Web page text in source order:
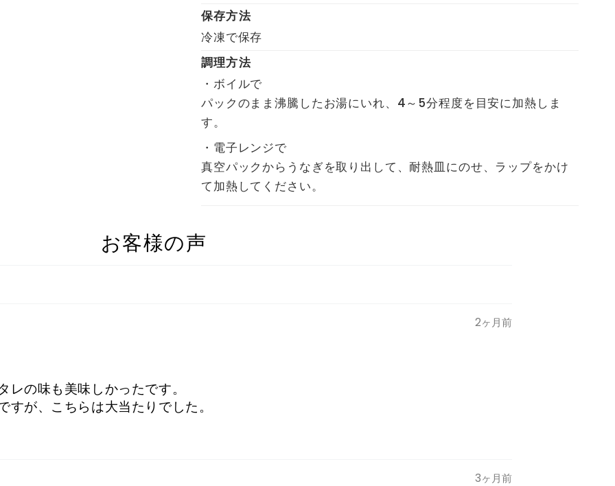
保存方法
冷凍で保存
調理方法
・ボイルで
パックのまま沸騰したお湯にいれ、4～5分程度を目安に加熱しま
す。
・電子レンジで
真空パックからうなぎを取り出して、耐熱皿にのせ、ラップをかけ
て加熱してください。
お客様の声
2ヶ月前
の味も美味しかったです。
が、こちらは大当たりでした。
3ヶ月前